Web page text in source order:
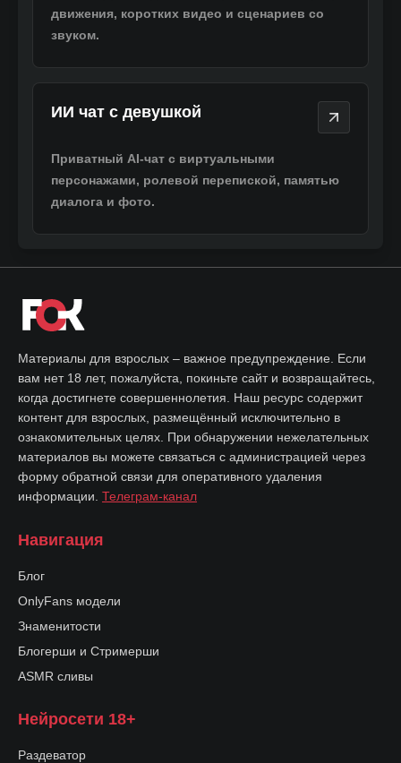
движения, коротких видео и сценариев со
звуком.
ИИ чат с девушкой
ИИ чат с девушкой
Приватный AI-чат с виртуальными
персонажами, ролевой перепиской, памятью
диалога и фото.
Материалы для взрослых – важное предупреждение. Если
вам нет 18 лет, пожалуйста, покиньте сайт и возвращайтесь,
когда достигнете совершеннолетия. Наш ресурс содержит
контент для взрослых, размещённый исключительно в
ознакомительных целях. При обнаружении нежелательных
материалов вы можете связаться с администрацией через
форму обратной связи для оперативного удаления
информации. Телеграм-канал
Навигация
Блог
OnlyFans модели
Знаменитости
Блогерши и Стримерши
ASMR сливы
Нейросети 18+
Раздеватор